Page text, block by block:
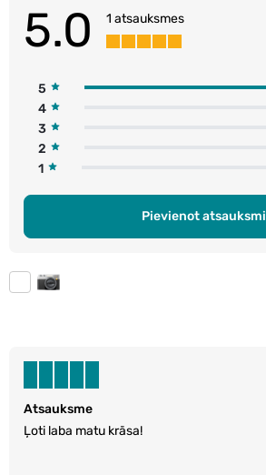
5.0 1 atsauksmes
5
4
3
2
1
Pievienot atsauksmi
Atsauksme
Ļoti laba matu krāsa!